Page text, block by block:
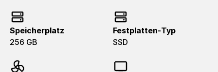
Speicherplatz
256 GB
Festplatten-Typ
SSD